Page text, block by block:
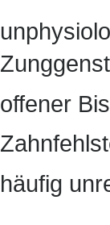
offener
häufig